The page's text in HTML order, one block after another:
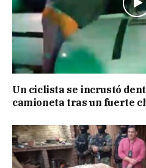
Un ciclista se incrustó
camioneta tras un fuerte